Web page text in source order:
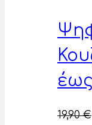
19,90€